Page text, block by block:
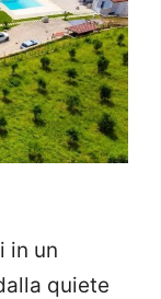
in un
quiete